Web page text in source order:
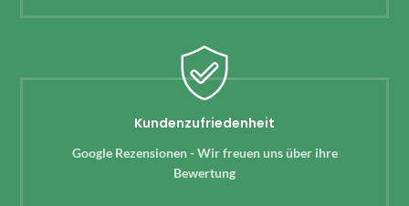
Kundenzufriedenheit
Google Rezensionen - Wir freuen uns über ihre
Bewertung